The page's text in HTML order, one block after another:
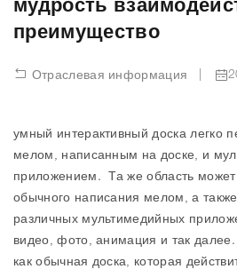
мудрость
преимущество
Отраслевая информация
умный интерактивный доска легко
мелом, написанным на доске, и
приложением. Та же область может
обычного написания мелом, а
различных мультимедийных
видео, фото, анимация и так далее.
как обычная доска, которая